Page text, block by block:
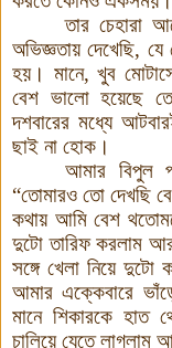
তার চেহারা
অভিজ্ঞতায় দেখেছি, যে
হয়। মানে,খুব
বেশ ভালো হয়েছে
দশবারের মধ্যে
ছাই না হোক ।
আমার বিপুল
“তোমারও তো দেখছি
কথায় আমি বেশ
দুটো তারিফ করলাম
সঙ্গে খেলা নিয়ে
আমার এক্কেবারে
মানে শিকারকে হাত
চালিয়ে যেতে লাগলাম